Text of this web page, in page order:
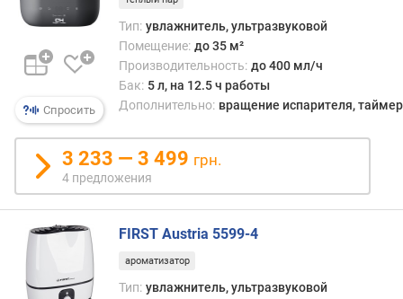
с
м
а
р
ф
о
н
а
п
р
о
в
Спросить
Тип: увлажнитель, ультразвуковой
Помещение: до 35 м²
Производительность: до 400 мл/ч
Бак: 5 л, на 12.5 ч работы
Дополнительно: вращение испарителя,
3 233 — 3 499 грн.
4 предложения
FIRST Austria 5599-​4
ароматизатор
Тип: увлажнитель, ультразвуковой